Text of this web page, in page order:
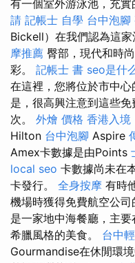
有一個室外游泳池，充
請 記帳士 自學 台中泡腳
Bickell）在我們認為這家
摩推薦 臀部，現代和時
彩。 記帳士 書 seo是什
在這裡，您將位於市中
是，很高興注意到這些
次。 外燴 價格 香港入境
Hilton 台中泡腳 Aspire
Amex卡數據是由Points
local seo 卡數據尚未在
卡發行。 全身按摩 有時
機場時獲得免費航空公
是一家地中海餐廳，主
希臘風格的美食。 台中
Gourmandise在休閒環